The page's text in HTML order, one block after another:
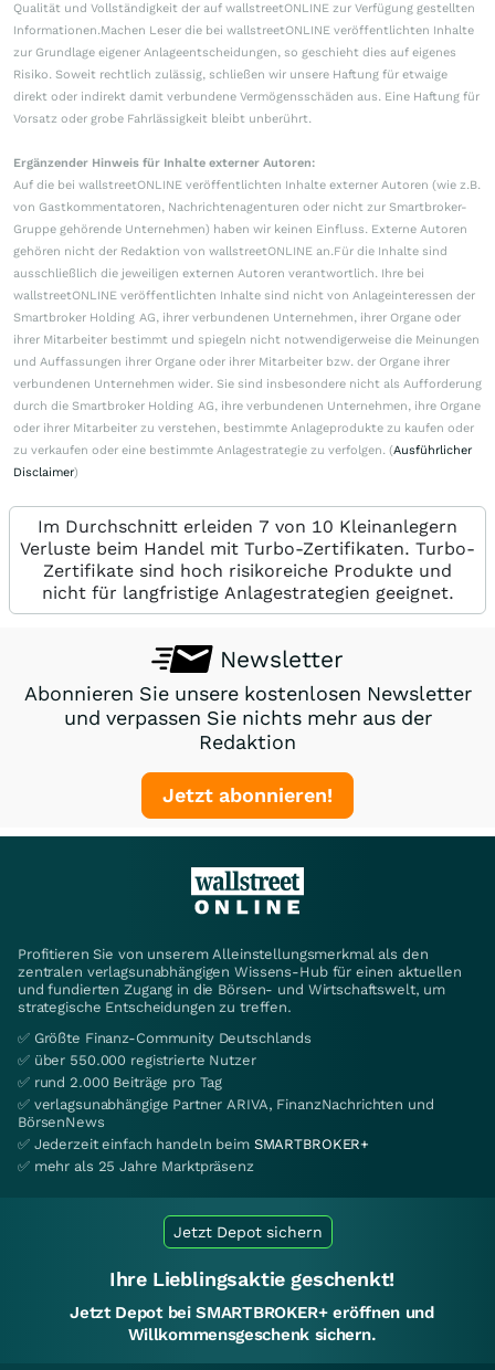
Qualität und Vollständigkeit der auf wallstreetONLINE zur Verfügung gestellten
Informationen.Machen Leser die bei wallstreetONLINE veröffentlichten Inhalte
zur Grundlage eigener Anlageentscheidungen, so geschieht dies auf eigenes
Risiko. Soweit rechtlich zulässig, schließen wir unsere Haftung für etwaige
direkt oder indirekt damit verbundene Vermögensschäden aus. Eine Haftung für
Vorsatz oder grobe Fahrlässigkeit bleibt unberührt.
Ergänzender Hinweis für Inhalte externer Autoren:
Auf die bei wallstreetONLINE veröffentlichten Inhalte externer Autoren (wie z.B.
von Gastkommentatoren, Nachrichtenagenturen oder nicht zur Smartbroker-
Gruppe gehörende Unternehmen) haben wir keinen Einfluss. Externe Autoren
gehören nicht der Redaktion von wallstreetONLINE an.Für die Inhalte sind
ausschließlich die jeweiligen externen Autoren verantwortlich. Ihre bei
wallstreetONLINE veröffentlichten Inhalte sind nicht von Anlageinteressen der
Smartbroker Holding AG, ihrer verbundenen Unternehmen, ihrer Organe oder
ihrer Mitarbeiter bestimmt und spiegeln nicht notwendigerweise die Meinungen
und Auffassungen ihrer Organe oder ihrer Mitarbeiter bzw. der Organe ihrer
verbundenen Unternehmen wider. Sie sind insbesondere nicht als Aufforderung
durch die Smartbroker Holding AG, ihre verbundenen Unternehmen, ihre Organe
oder ihrer Mitarbeiter zu verstehen, bestimmte Anlageprodukte zu kaufen oder
zu verkaufen oder eine bestimmte Anlagestrategie zu verfolgen. (Ausführlicher
Disclaimer)
Im Durchschnitt erleiden 7 von 10 Kleinanlegern
Verluste beim Handel mit Turbo-Zertifikaten. Turbo-
Zertifikate sind hoch risikoreiche Produkte und
nicht für langfristige Anlagestrategien geeignet.
Newsletter
Abonnieren Sie unsere kostenlosen Newsletter
und verpassen Sie nichts mehr aus der
Redaktion
Jetzt abonnieren!
Profitieren Sie von unserem Alleinstellungsmerkmal als den
zentralen verlagsunabhängigen Wissens-Hub für einen aktuellen
und fundierten Zugang in die Börsen- und Wirtschaftswelt, um
strategische Entscheidungen zu treffen.
✅ Größte Finanz-Community Deutschlands
✅ über 550.000 registrierte Nutzer
✅ rund 2.000 Beiträge pro Tag
✅ verlagsunabhängige Partner ARIVA, FinanzNachrichten und
BörsenNews
✅ Jederzeit einfach handeln beim SMARTBROKER+
✅ mehr als 25 Jahre Marktpräsenz
Jetzt Depot sichern
Ihre Lieblingsaktie geschenkt!
Jetzt Depot bei SMARTBROKER+ eröffnen und
Willkommensgeschenk sichern.